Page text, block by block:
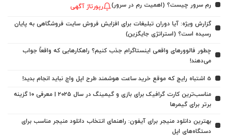
رم سرور چیست؟ (اهمیت رم در سرور) رپورتاژ آگهی
گزارش ویژه: آیا دوران تبلیغات برای افزایش فروش سایت فروشگاهی به پایان
رسیده است؟ (استراتژی جایگزین)
چطور فالوورهای واقعی اینستاگرام جذب کنیم؟ راهکارهایی که واقعاً جواب
می‌دهند!
5 اشتباه رایج که موقع خرید ساعت هوشمند طرح اپل واچ نباید انجام بدید!
مناسب‌ترین کارت گرافیک برای بازی و گیمینگ در سال ۲۰۲۵ | معرفی ۱۰ گزینه
برتر برای گیمرها
بهترین دانلود منیجر برای آیفون: راهنمای انتخاب دانلود منیجر مناسب برای
دستگاه‌های اپل